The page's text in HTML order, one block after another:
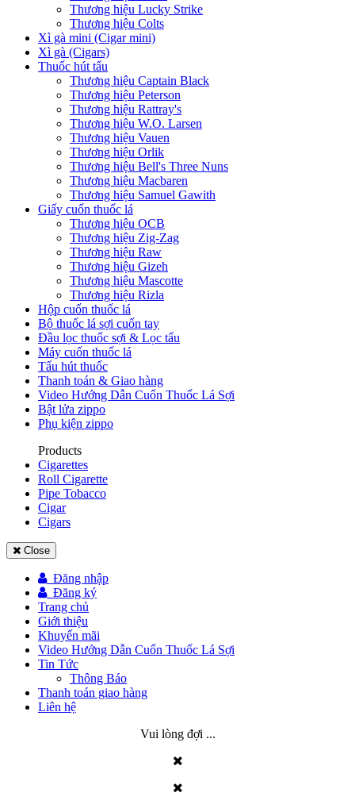
Thương hiệu Lucky Strike
Thương hiệu Colts
Xì gà mini (Cigar mini)
Xì gà (Cigars)
Thuốc hút tẩu
Thương hiệu Captain Black
Thương hiệu Peterson
Thương hiệu Rattray's
Thương hiệu W.O. Larsen
Thương hiệu Vauen
Thương hiệu Orlik
Thương hiệu Bell's Three Nuns
Thương hiệu Macbaren
Thương hiệu Samuel Gawith
Giấy cuốn thuốc lá
Thương hiệu OCB
Thương hiệu Zig-Zag
Thương hiệu Raw
Thương hiệu Gizeh
Thương hiệu Mascotte
Thương hiệu Rizla
Hộp cuốn thuốc lá
Bộ thuốc lá sợi cuốn tay
Đầu lọc thuốc sợi & Lọc tẩu
Máy cuốn thuốc lá
Tẩu hút thuốc
Thanh toán & Giao hàng
Video Hướng Dẫn Cuốn Thuốc Lá Sợi
Bật lửa zippo
Phụ kiện zippo
Products
Cigarettes
Roll Cigarette
Pipe Tobacco
Cigar
Cigars
Close
Đăng nhập
Đăng ký
Trang chủ
Giới thiệu
Khuyến mãi
Video Hướng Dẫn Cuốn Thuốc Lá Sợi
Tin Tức
Thông Báo
Thanh toán giao hàng
Liên hệ
Vui lòng đợi ...